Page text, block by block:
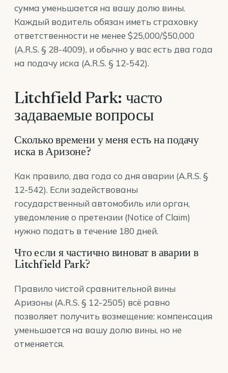
сумма уменьшается на вашу долю вины.
Каждый водитель обязан иметь страховку
ответственности не менее $25,000/$50,000
(A.R.S. § 28-4009), и обычно у вас есть два года
на подачу иска (A.R.S. § 12-542).
Litchfield Park: часто
задаваемые вопросы
Сколько времени у меня есть на подачу
иска в Аризоне?
Как правило, два года со дня аварии (A.R.S. §
12-542). Если задействованы
государственный автомобиль или орган,
уведомление о претензии (Notice of Claim)
нужно подать в течение 180 дней.
Что если я частично виноват в аварии в
Litchfield Park?
Правило чистой сравнительной вины
Аризоны (A.R.S. § 12-2505) всё равно
позволяет получить возмещение: компенсация
уменьшается на вашу долю вины, но не
отменяется.